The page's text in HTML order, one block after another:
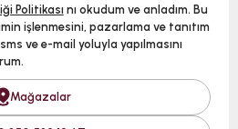
Politikası nı okudum ve anladım. Bu
işlenmesini, pazarlama ve tanıtım
ve e-mail yoluyla yapılmasını
Mağazalar